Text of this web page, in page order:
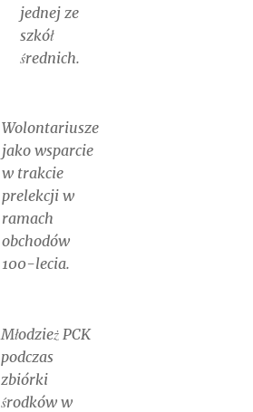
jednej ze
szkół
średnich.
Wolontariusze
jako wsparcie
w trakcie
prelekcji w
ramach
obchodów
100-lecia.
Młodzież PCK
podczas
zbiórki
środków w